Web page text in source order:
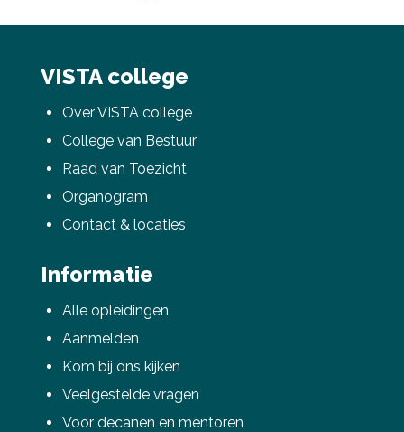
VISTA college
Over VISTA college
College van Bestuur
Raad van Toezicht
Organogram
Contact & locaties
Informatie
Alle opleidingen
Aanmelden
Kom bij ons kijken
Veelgestelde vragen
Voor decanen en mentoren
Deel via Twitter